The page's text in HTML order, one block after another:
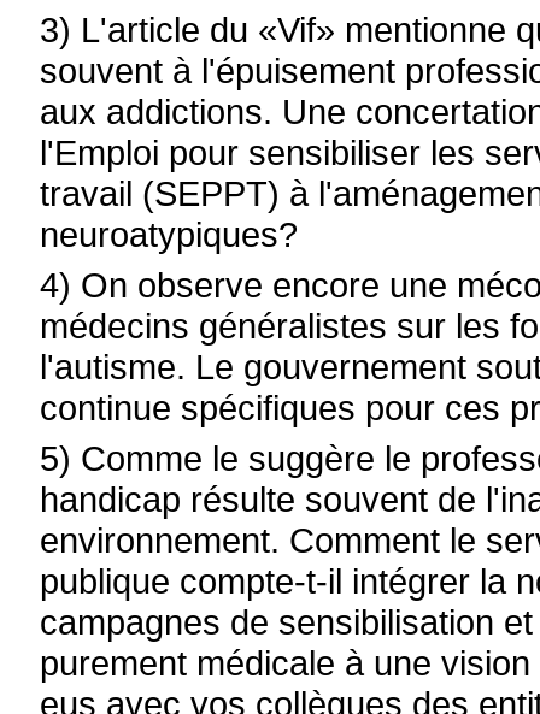
3) L'article du «Vif» mentionne
souvent à l'épuisement
aux addictions. Une
l'Emploi pour sensibiliser les
travail (SEPPT) à
neuroatypiques?
4) On observe encore une
médecins généralistes sur les
l'autisme. Le gouvernement
continue spécifiques pour ces
5) Comme le suggère le
handicap résulte souvent de
environnement. Comment le
publique compte-t-il intégrer la
campagnes de sensibilisation
purement médicale à une
eus avec vos collègues des